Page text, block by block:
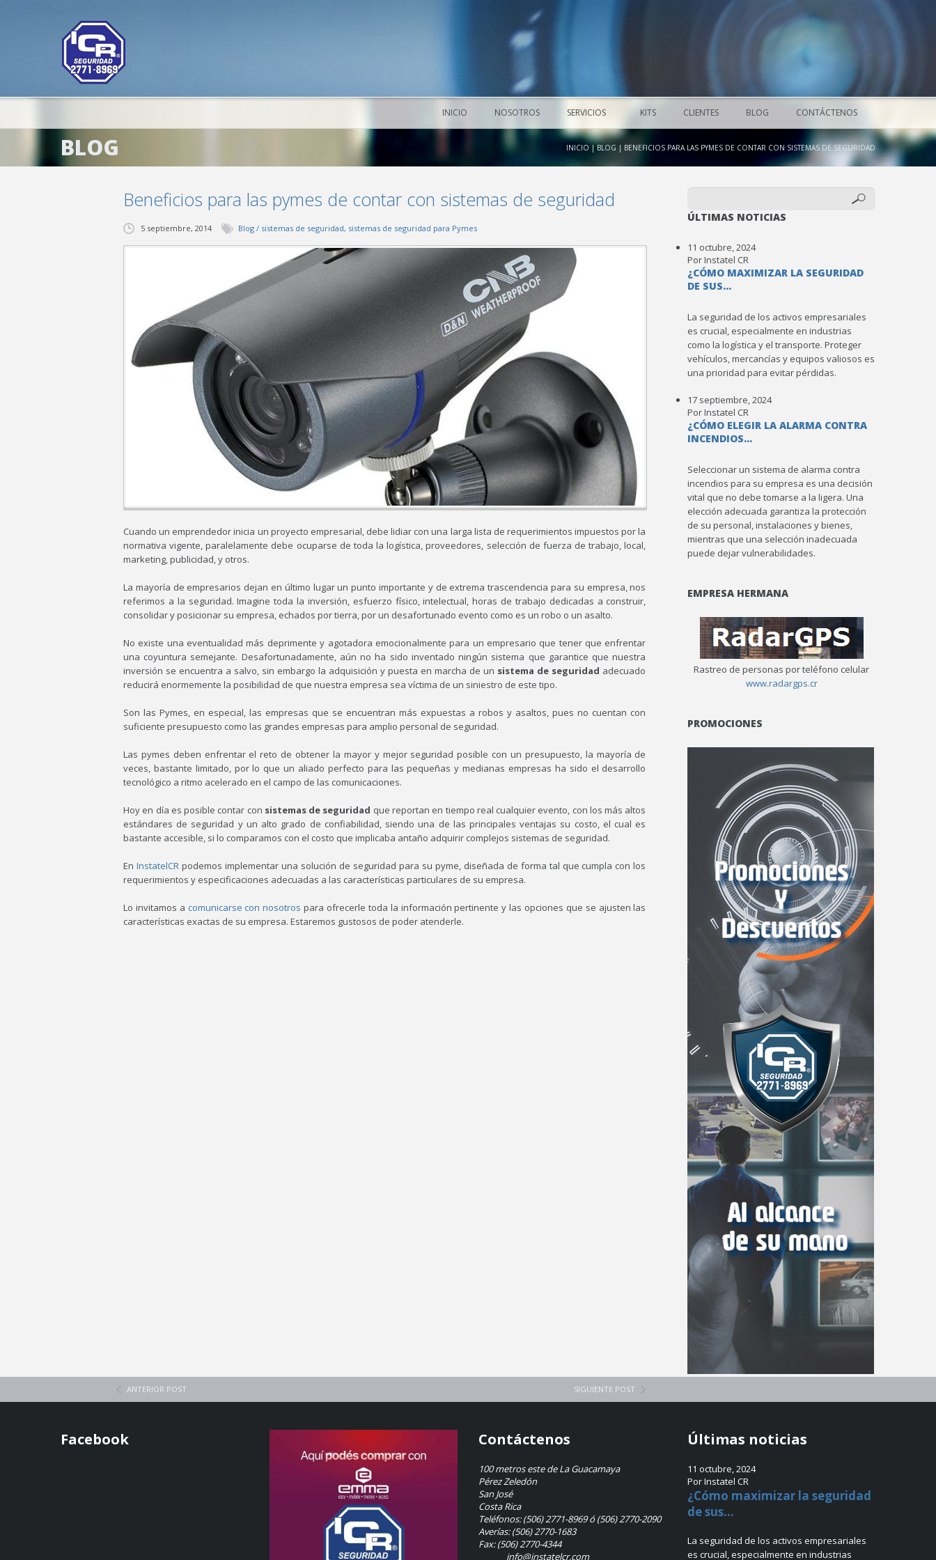
INICIO NOSOTROS SERVICIOS KITS CLIENTES BLOG CONTÁCTENOS
BLOG INICIO | BLOG | BENEFICIOS PARA LAS PYMES DE CONTAR CON SISTEMAS DE SEGURIDAD
Beneficios para las pymes de contar con sistemas de seguridad
5 septiembre, 2014 Blog / sistemas de seguridad, sistemas de seguridad para Pymes
Cuando un emprendedor inicia un proyecto empresarial, debe lidiar con una larga lista de requerimientos impuestos por la
normativa vigente, paralelamente debe ocuparse de toda la logística, proveedores, selección de fuerza de trabajo, local,
marketing, publicidad, y otros.
La mayoría de empresarios dejan en último lugar un punto importante y de extrema trascendencia para su empresa, nos
referimos a la seguridad. Imagine toda la inversión, esfuerzo físico, intelectual, horas de trabajo dedicadas a construir,
consolidar y posicionar su empresa, echados por tierra, por un desafortunado evento como es un robo o un asalto.
No existe una eventualidad más deprimente y agotadora emocionalmente para un empresario que tener que enfrentar
una coyuntura semejante. Desafortunadamente, aún no ha sido inventado ningún sistema que garantice que nuestra
inversión se encuentra a salvo, sin embargo la adquisición y puesta en marcha de un sistema de seguridad adecuado
reducirá enormemente la posibilidad de que nuestra empresa sea víctima de un siniestro de este tipo.
Son las Pymes, en especial, las empresas que se encuentran más expuestas a robos y asaltos, pues no cuentan con
suficiente presupuesto como las grandes empresas para amplio personal de seguridad.
Las pymes deben enfrentar el reto de obtener la mayor y mejor seguridad posible con un presupuesto, la mayoría de
veces, bastante limitado, por lo que un aliado perfecto para las pequeñas y medianas empresas ha sido el desarrollo
tecnológico a ritmo acelerado en el campo de las comunicaciones.
Hoy en día es posible contar con sistemas de seguridad que reportan en tiempo real cualquier evento, con los más altos
estándares de seguridad y un alto grado de confiabilidad, siendo una de las principales ventajas su costo, el cual es
bastante accesible, si lo comparamos con el costo que implicaba antaño adquirir complejos sistemas de seguridad.
En InstatelCRpodemos implementar una solución de seguridad para su pyme, diseñada de forma tal que cumpla con los
requerimientos y especificaciones adecuadas a las características particulares de su empresa.
Lo invitamos a comunicarse con nosotros para ofrecerle toda la información pertinente y las opciones que se ajusten las
características exactas de su empresa. Estaremos gustosos de poder atenderle.
ÚLTIMAS NOTICIAS
11 octubre, 2024
Por Instatel CR
¿CÓMO MAXIMIZAR LA SEGURIDAD
DE SUS...
La seguridad de los activos empresariales
es crucial, especialmente en industrias
como la logística y el transporte. Proteger
vehículos, mercancías y equipos valiosos es
una prioridad para evitar pérdidas.
17 septiembre, 2024
Por Instatel CR
¿CÓMO ELEGIR LA ALARMA CONTRA
INCENDIOS...
Seleccionar un sistema de alarma contra
incendios para su empresa es una decisión
vital que no debe tomarse a la ligera. Una
elección adecuada garantiza la protección
de su personal, instalaciones y bienes,
mientras que una selección inadecuada
puede dejar vulnerabilidades.
EMPRESA HERMANA
Rastreo de personas por teléfono celular
www.radargps.cr
PROMOCIONES
ANTERIOR POST SIGUIENTE POST
Facebook Contáctenos
100 metros este de La Guacamaya
Pérez Zeledón
San José
Costa Rica
Teléfonos: (506) 2771-8969 ó (506) 2770-2090
Averías: (506) 2770-1683
Fax: (506) 2770-4344
info@instatelcr.com
Últimas noticias
11 octubre, 2024
Por Instatel CR
¿Cómo maximizar la seguridad
de sus...
La seguridad de los activos empresariales
es crucial, especialmente en industrias